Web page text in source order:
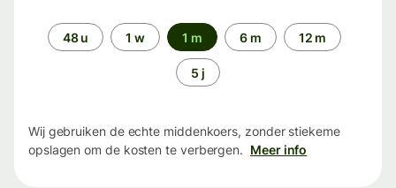
Periode48 u 1 w 1 m 6 m 12 m
5 j
Wij gebruiken de echte middenkoers, zonder stiekeme
opslagen om de kosten te verbergen. Meer info